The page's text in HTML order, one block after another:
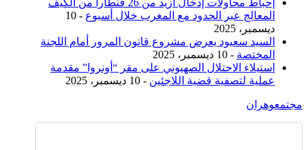
المعالج عبر الحدود مع المغرب خلال أسبوع
- 10
ديسمبر، 2025
السيد سعيود يعرض مشروع قانون المرور أمام اللجنة
المختصة - 10 ديسمبر، 2025
استيلاء الاحتلال الصهيوني على مقر “أونروا” مقدمة
عملية لتصفية قضية اللاجئين - 10 ديسمبر، 2025
مجتمعوهران